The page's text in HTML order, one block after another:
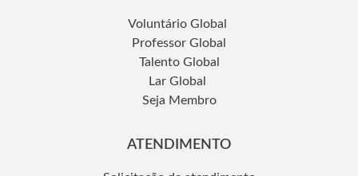
Voluntário Global
Professor Global
Talento Global
Lar Global
Seja Membro
ATENDIMENTO